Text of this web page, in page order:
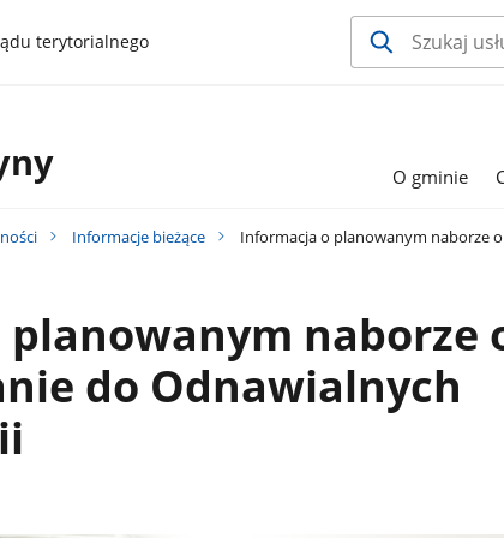
terytorialnego
O gminie
Informacje bieżące Informacja o planowanym naborze
naborze
do Odnawialnych